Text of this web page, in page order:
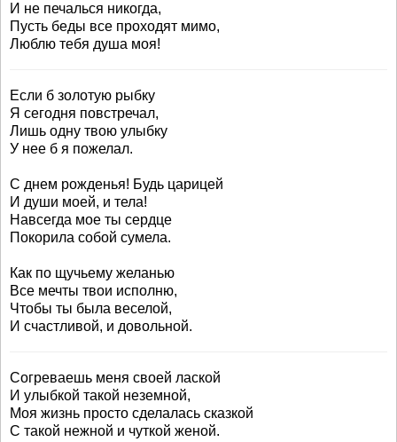
И не печалься никогда,
Пусть беды все проходят мимо,
Люблю тебя душа моя!
Если б золотую рыбку
Я сегодня повстречал,
Лишь одну твою улыбку
У нее б я пожелал.
С днем рожденья! Будь царицей
И души моей, и тела!
Навсегда мое ты сердце
Покорила собой сумела.
Как по щучьему желанью
Все мечты твои исполню,
Чтобы ты была веселой,
И счастливой, и довольной.
Согреваешь меня своей лаской
И улыбкой такой неземной,
Моя жизнь просто сделалась сказкой
С такой нежной и чуткой женой.